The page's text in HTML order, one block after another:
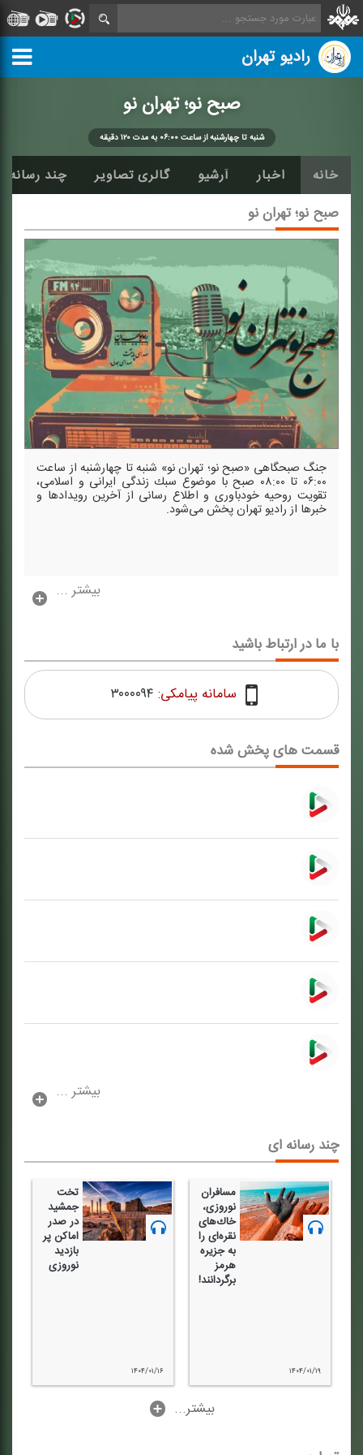
رادیو تهران
صبح نو؛ تهران نو
شنبه تا چهارشنبه از ساعت ۰۶:۰۰ به مدت ۱۲۰ دقیقه
خانه اخبار آرشیو گالری تصاویر چند رسانه
صبح نو؛ تهران نو
جنگ صبحگاهی «صبح نو؛ تهران نو» شنبه تا چهارشنبه از ساعت
۰۶:۰۰ تا ۰۸:۰۰ صبح با موضوع سبك زندگی ایرانی و اسلامی،
تقویت روحیه خودباوری و اطلاع رسانی از آخرین رویدادها و
خبرها از رادیو تهران پخش می‌شود.
بیشتر ...
قسمت های پخش شده
بیشتر ...
با ما در ارتباط باشید
سامانه پیامکی:۳۰۰۰۰۹۴
چند رسانه ای
مسافران
نوروزی،
خاك‌های
نقره‌ای را
به جزیره
هرمز
برگردانند!
۱۴۰۴/۰۱/۱۹
تخت
جمشید
در صدر
اماكن پر
بازدید
نوروزی
۱۴۰۴/۰۱/۱۶
...بیشتر